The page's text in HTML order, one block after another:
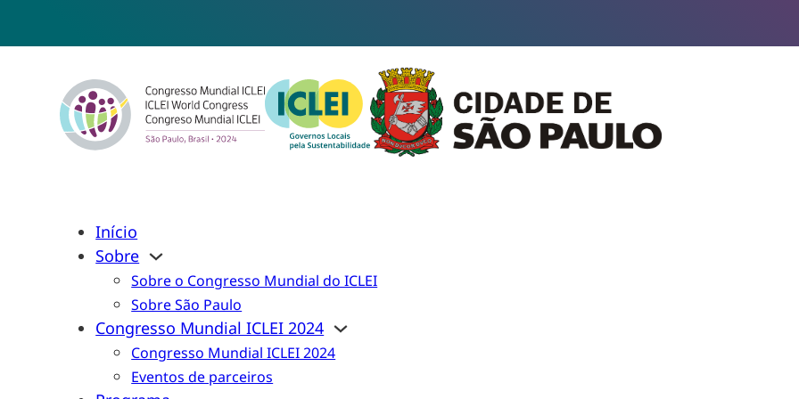
Início
Sobre
Sobre o Congresso Mundial do ICLEI
Sobre São Paulo
Congresso Mundial ICLEI 2024
Congresso Mundial ICLEI 2024
Eventos de parceiros